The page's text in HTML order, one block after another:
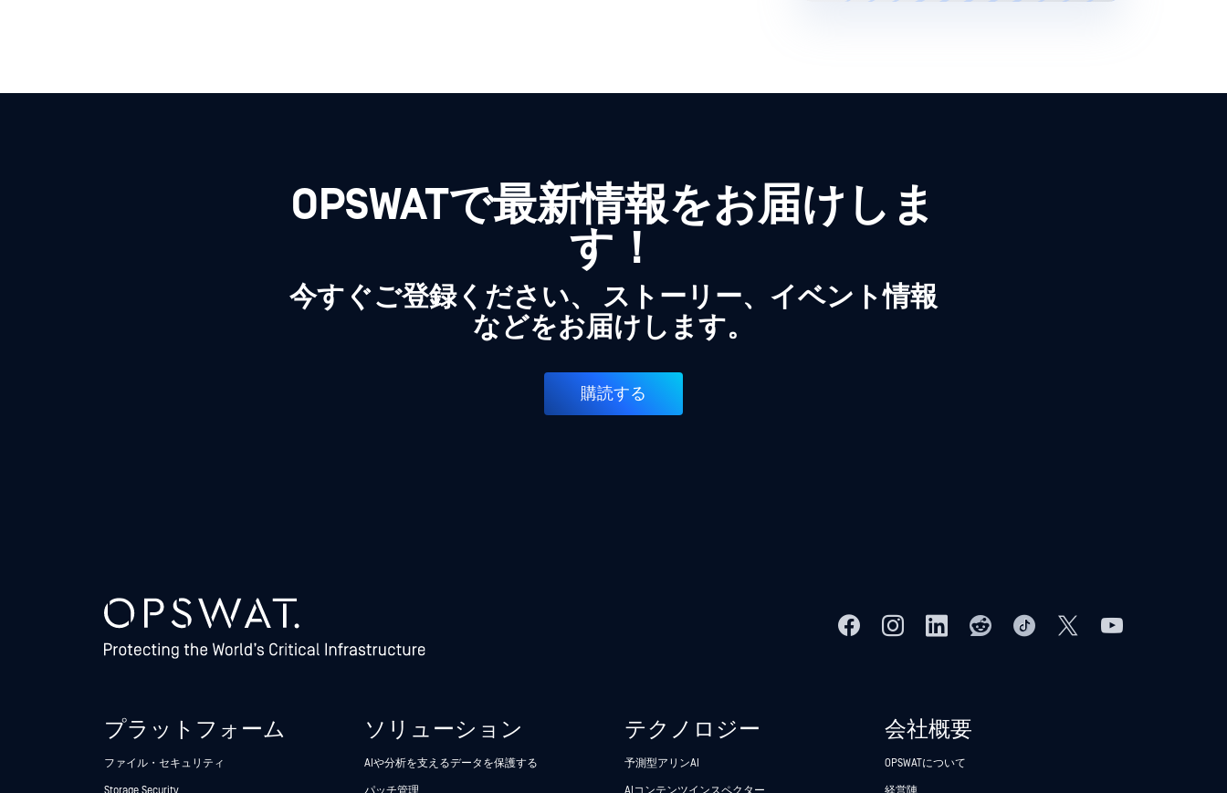
OPSWATで最新情報をお届けしま
す！
今すぐご登録ください、 ストーリー、イベント情報
などをお届けします。
購読する
プラットフォーム
ファイル・セキュリティ
Storage Security
ソリューション
AIや分析を支えるデータを保護する
パッチ管理
テクノロジー
予測型アリンAI
AIコンテンツインスペクター
会社概要
OPSWATについて
経営陣